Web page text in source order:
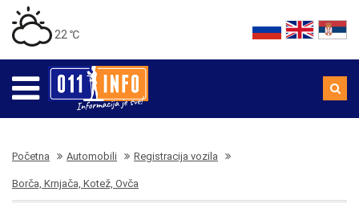
22 ℃
Početna Automobili Registracija vozila
Borča, Krnjača, Kotež, Ovča